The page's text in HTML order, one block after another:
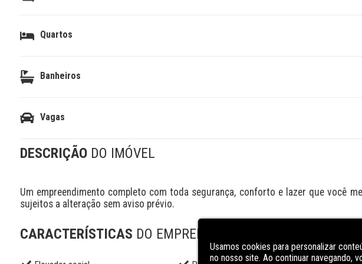
Quartos
Banheiros
Vagas
DESCRIÇÃO DO IMÓVEL
Um empreendimento completo com toda segurança, conforto e lazer que você
sujeitos a alteração sem aviso prévio.
CARACTERÍSTICAS DO EMPREENDIMENTO
Usamos cookies para personalizar
no nosso site. Ao continuar navegando,